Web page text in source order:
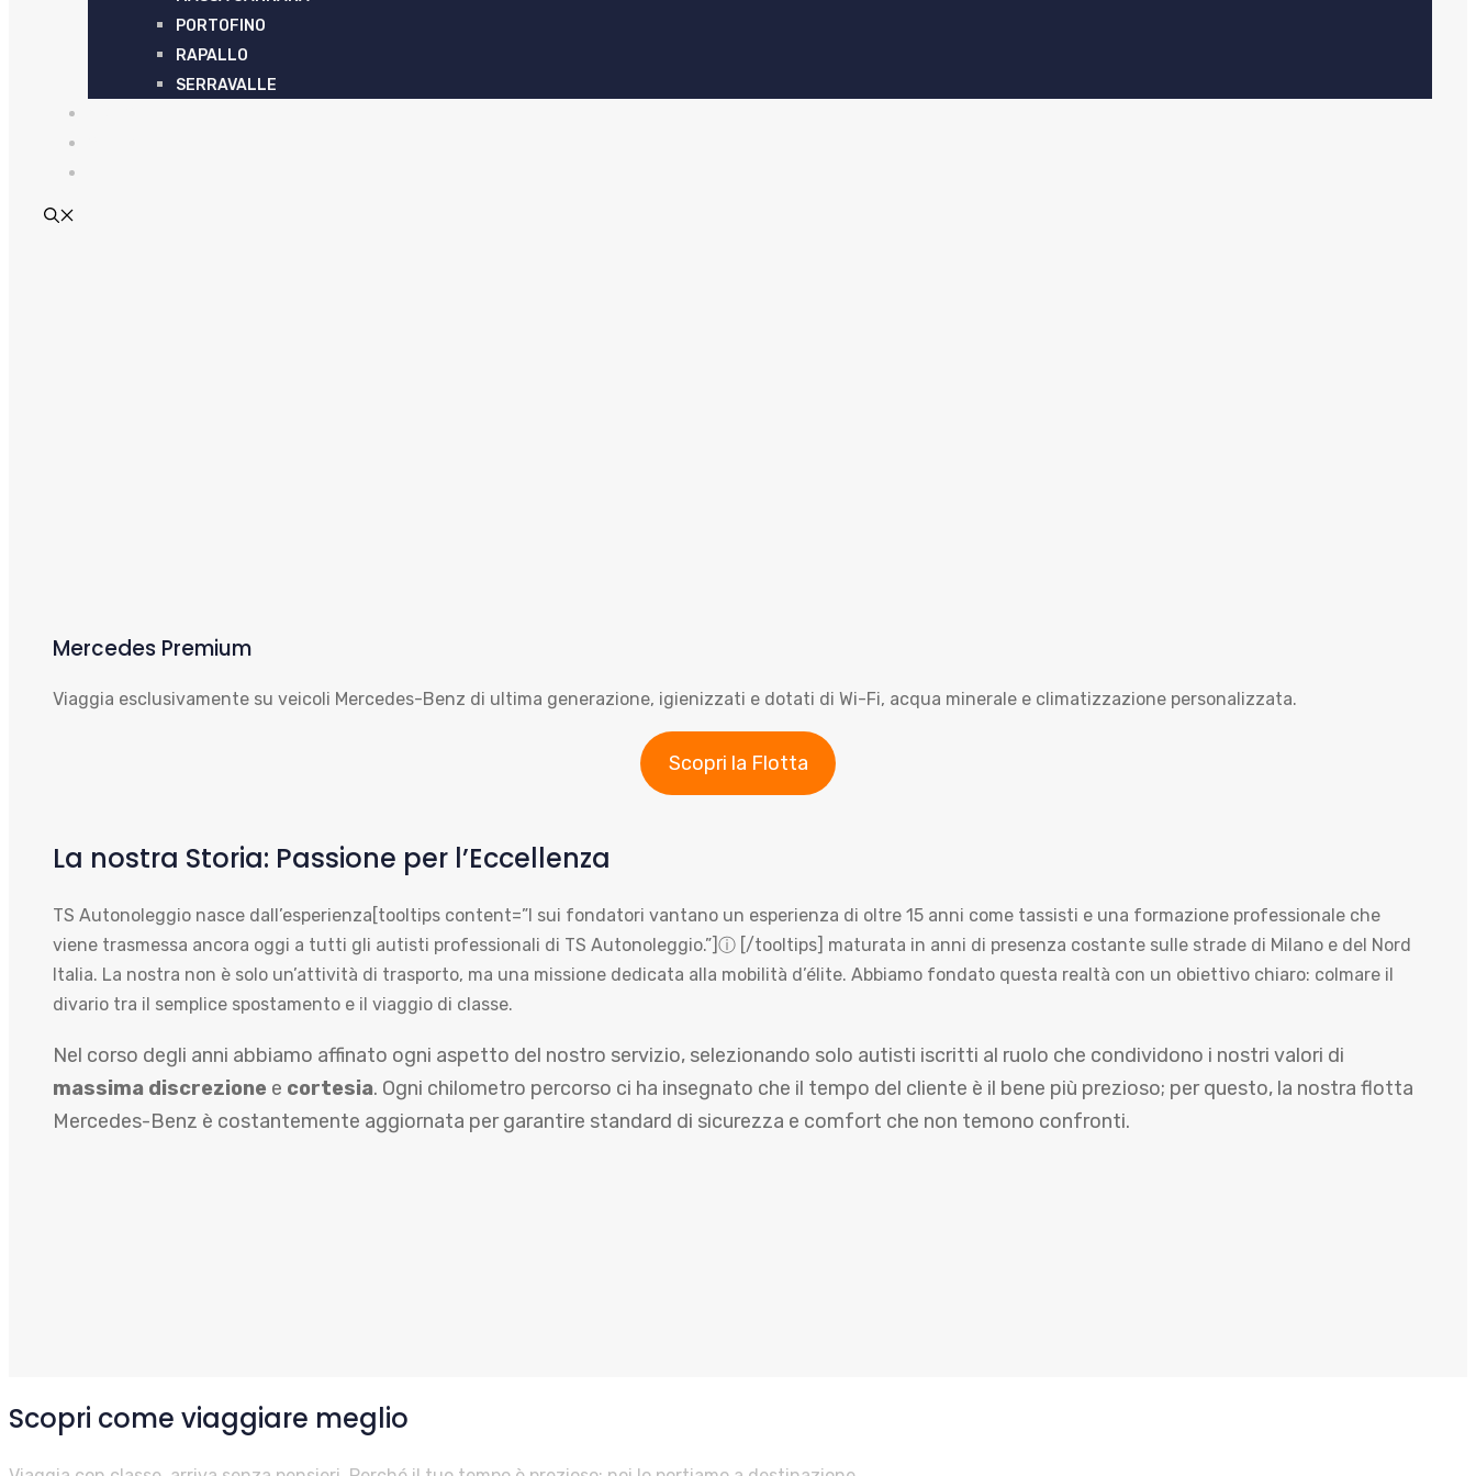
PORTOFINO
RAPALLO
SERRAVALLE
Mercedes Premium
Viaggia esclusivamente su veicoli Mercedes-Benz di ultima generazione, igienizzati e dotati di Wi-Fi, acqua minerale e climatizzazione personalizzata.
Scopri la Flotta
La nostra Storia: Passione per l’Eccellenza
TS Autonoleggio nasce dall’esperienza[tooltips content=”I sui fondatori vantano un esperienza di oltre 15 anni come tassisti e una formazione professionale che
viene trasmessa ancora oggi a tutti gli autisti professionali di TS Autonoleggio.”]ⓘ [/tooltips] maturata in anni di presenza costante sulle strade di Milano e del Nord
Italia. La nostra non è solo un’attività di trasporto, ma una missione dedicata alla mobilità d’élite. Abbiamo fondato questa realtà con un obiettivo chiaro: colmare il
divario tra il semplice spostamento e il viaggio di classe.
Nel corso degli anni abbiamo affinato ogni aspetto del nostro servizio, selezionando solo autisti iscritti al ruolo che condividono i nostri valori di
massima discrezione e cortesia. Ogni chilometro percorso ci ha insegnato che il tempo del cliente è il bene più prezioso; per questo, la nostra flotta
Mercedes-Benz è costantemente aggiornata per garantire standard di sicurezza e comfort che non temono confronti.
Scopri come viaggiare meglio